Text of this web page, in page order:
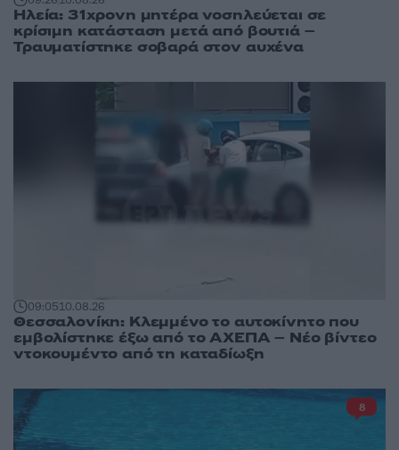
Ηλεία: 31χρονη μητέρα νοσηλεύεται σε
κρίσιμη κατάσταση μετά από βουτιά –
Τραυματίστηκε σοβαρά στον αυχένα
09:0510.08.26
Θεσσαλονίκη: Κλεμμένο το αυτοκίνητο που
εμβολίστηκε έξω από το ΑΧΕΠΑ – Νέο βίντεο
ντοκουμέντο από τη καταδίωξη
8